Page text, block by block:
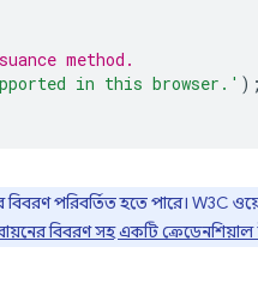
method.
in this browser.'
বিবরণ পরিবর্তিত হতে পারে।
বিবরণ সহ একটি ক্রেডেনশিয়াল